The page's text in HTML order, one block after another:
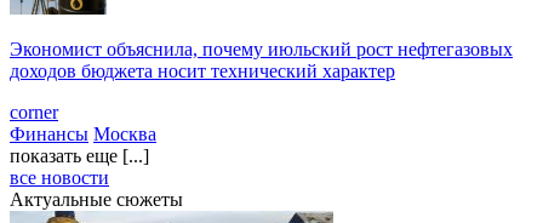
Экономист объяснила, почему июльский рост нефтегазовых
доходов бюджета носит технический характер
corner
Финансы Москва
показать еще [...]
все новости
Актуальные сюжеты